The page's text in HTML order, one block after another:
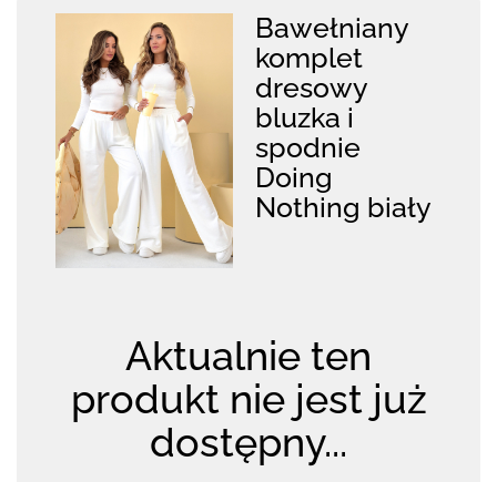
Bawełniany
komplet
dresowy
bluzka i
spodnie
Doing
Nothing biały
Aktualnie ten
produkt nie jest już
dostępny...